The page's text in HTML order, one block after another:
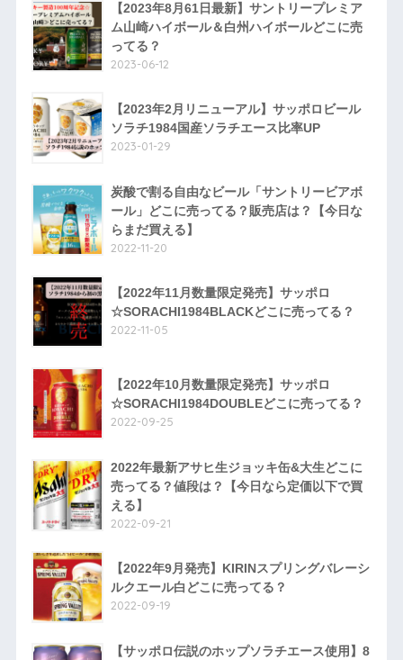
【2023年8月61日最新】サントリープレミア
ム山崎ハイボール＆白州ハイボールどこに売
ってる？
2023-06-12
【2023年2月リニューアル】サッポロビール
ソラチ1984国産ソラチエース比率UP
2023-01-29
炭酸で割る自由なビール「サントリービアボ
ール」どこに売ってる？販売店は？【今日な
らまだ買える】
2022-11-20
【2022年11月数量限定発売】サッポロ
☆SORACHI1984BLACKどこに売ってる？
2022-11-05
【2022年10月数量限定発売】サッポロ
☆SORACHI1984DOUBLEどこに売ってる？
2022-09-25
2022年最新アサヒ生ジョッキ缶&大生どこに
売ってる？値段は？【今日なら定価以下で買
える】
2022-09-21
【2022年9月発売】KIRINスプリングバレーシ
ルクエール白どこに売ってる？
2022-09-19
【サッポロ伝説のホップソラチエース使用】8